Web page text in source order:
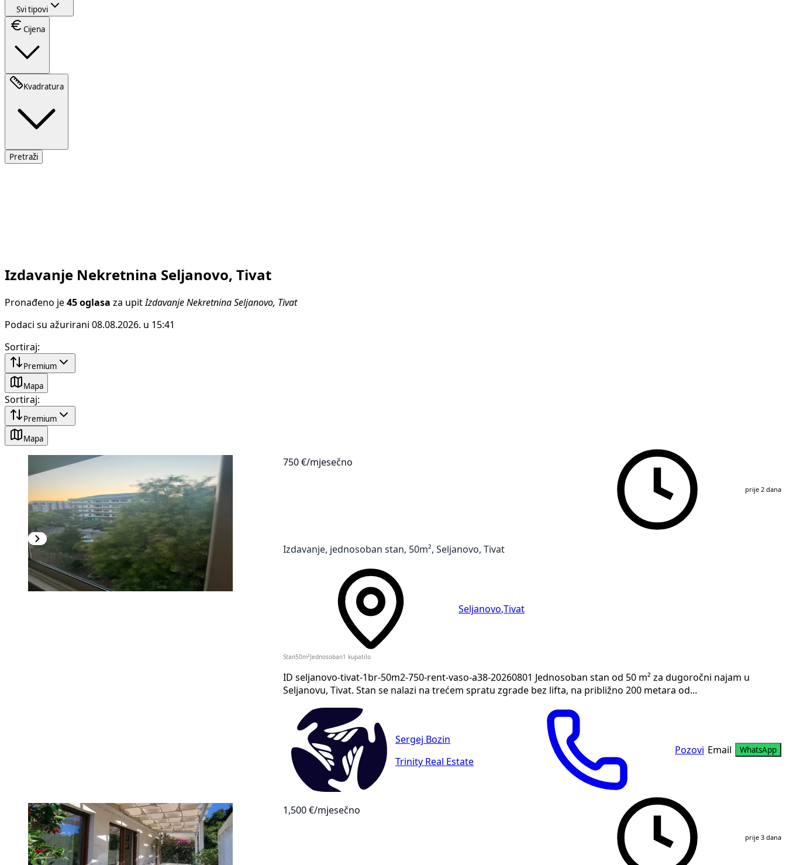
Svi tipovi
Cijena
Kvadratura
Pretraži
Izdavanje Nekretnina Seljanovo, Tivat
Pronađeno je 45 oglasa za upit Izdavanje Nekretnina Seljanovo, Tivat
Podaci su ažurirani 08.08.2026. u 15:41
Sortiraj:
Premium
Mapa
Sortiraj:
Premium
Mapa
750 €/mjesečno
prije 2 dana
Izdavanje, jednosoban stan, 50m², Seljanovo, Tivat
Seljanovo Tivat
Stan50m² Jednosoban1 kupatilo
ID seljanovo-tivat-1br-50m2-750-rent-vaso-a38-20260801 Jednosoban stan od 50 m² za dugoročni najam u
Seljanovu, Tivat. Stan se nalazi na trećem spratu zgrade bez lifta, na približno 200 metara od...
Sergej Bozin
Trinity Real Estate
Pozovi Email WhatsApp
1,500 €/mjesečno
prije 3 dana